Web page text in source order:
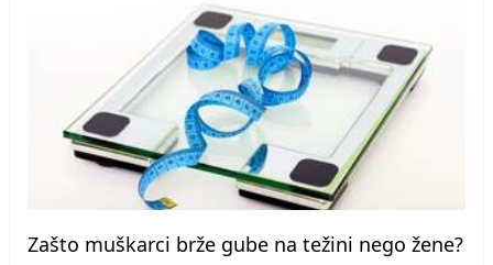
Zašto muškarci brže gube na težini nego žene?